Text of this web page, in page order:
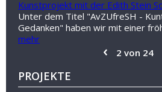
Kunstprojekt mit der Edith Stein
Unter dem Titel "AvZUfreSH -
Gedanken" haben wir mit einer
mehr
‹ 2 von 24
PROJEKTE